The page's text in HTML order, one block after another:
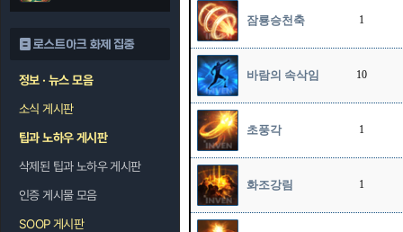
로스트아크 화제 집중
정보 · 뉴스 모음
소식 게시판
팁과 노하우 게시판
삭제된 팁과 노하우 게시판
인증 게시물 모음
SOOP 게시판
잠룡승천축 1
바람의 속삭임 10
초풍각 1
화조강림 1